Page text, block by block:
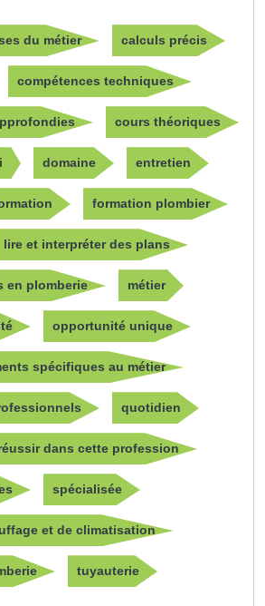
du métier calculs précis
compétences techniques
cours théoriques
domaine entretien
formation plombier
lire et interpréter des plans
en plomberie métier
opportunité unique
spécifiques au métier
quotidien
dans cette profession
spécialisée
et de climatisation
tuyauterie